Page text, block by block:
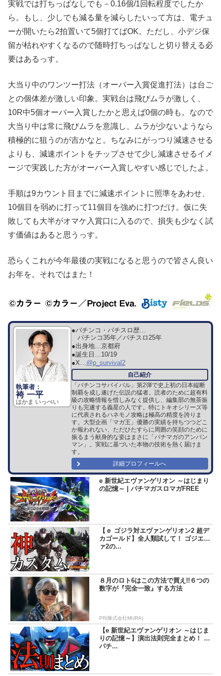
実戦では打ちっぱなしでも－0.16個/1回転程度でしたか
ら。もし、少しでも減る量を減らしたいって方は、電チュ
ーが開いたら2拍置いて5個打てばOK。ただし、小デジ保
留が枯れやすくなるので随時打ちっぱなしと切り替える必
要はあるっす。
大当り中のワンツー打法（オーバー入賞促進打法）は台ご
との個体差が激しい印象。実戦台は飛びムラが激しく、
10R中5個オーバー入賞したかと思えば0個の時も。なので
大当り中は常に飛びムラを意識し、ムラが少ないようなら
積極的に狙うのが吉かなと。ちなみにがっつり減速させる
よりも、減速ポイントをチップさせて少し減速させるイメ
ージで実践した方がオーバー入賞しやすい感じでしたよ。
手順は9カウント目までに減速ポイントに照準をあわせ、
10個目を弱めに打って11個目を強めに打つだけ。仮に失
敗しても大半がオマケ入賞口に入るので、損失も少なく試
す価値はあると思うっす。
恐らくこれが今年最後の実戦になると思うので皆さん良い
お年を。それではまた！
袴 一平
はかま いっぺい
●パチンコ・パチスロ歴…
パチンコ35年／パチスロ25年
●出身地…京都府
●誕生日…10/19
●X…@p_survival2
「パチンコサバイバル」第2弾で史上初の日本縦断
制覇を成し遂げた伝説の猛者。読者のために超有料
級の攻略情報を惜しみなく提供し、編集部の無茶振
りも完遂する義星の人です。特にトキオシリーズ等
に代表されるハネモノ攻略は極高の精度を誇りま
す。大型企画「マガ王」優勝の実績を持ちつつどこ
か報われない、ただひたすらに周囲の笑顔のために
振るまう献身的な姿はまさに「パチマガのアンパン
マン」。実戦に基づいた本物の技術を熱く届けま
す。
詳細プロフィールへ
e 新世紀エヴァンゲリオン ～はじまり
の記憶～ | パチマガスロマガFREE
【ｅ ゴジラ対エヴァンゲリオン2 超デ
カゴールド】全人類試して！ ゴジエヴ
ァ2の...
８月のロト6はこの方法で買え!!６つの
数字が『完全一致』する方法
PR(株式会社MURA)
【e 新世紀エヴァンゲリオン ～はじま
りの記憶～】演出法則完全まとめ！ |
パチ...